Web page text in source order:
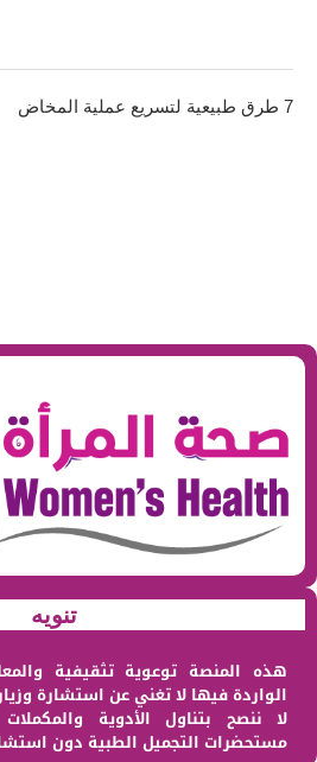
7 طرق طبيعية لتسريع عملية المخاض
تنويه
هذه المنصة توعوية تثقيفية
الواردة فيها لا تغني عن استشارة
لا ننصح بتناول الأدوية
مستحضرات التجميل الطبية دون